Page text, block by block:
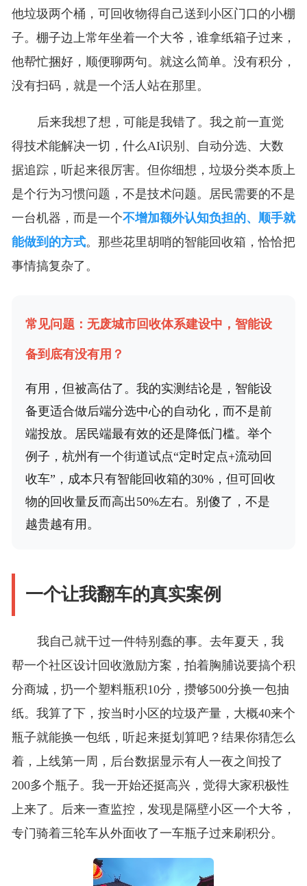
他垃圾两个桶，可回收物得自己送到小区门口的小棚
子。棚子边上常年坐着一个大爷，谁拿纸箱子过来，
他帮忙捆好，顺便聊两句。就这么简单。没有积分，
没有扫码，就是一个活人站在那里。
后来我想了想，可能是我错了。我之前一直觉
得技术能解决一切，什么AI识别、自动分选、大数
据追踪，听起来很厉害。但你细想，垃圾分类本质上
是个行为习惯问题，不是技术问题。居民需要的不是
一台机器，而是一个不增加额外认知负担的、顺手就
能做到的方式。那些花里胡哨的智能回收箱，恰恰把
事情搞复杂了。
常见问题：无废城市回收体系建设中，智能设
备到底有没有用？
有用，但被高估了。我的实测结论是，智能设
备更适合做后端分选中心的自动化，而不是前
端投放。居民端最有效的还是降低门槛。举个
例子，杭州有一个街道试点“定时定点+流动回
收车”，成本只有智能回收箱的30%，但可回收
物的回收量反而高出50%左右。别傻了，不是
越贵越有用。
一个让我翻车的真实案例
我自己就干过一件特别蠢的事。去年夏天，我
帮一个社区设计回收激励方案，拍着胸脯说要搞个积
分商城，扔一个塑料瓶积10分，攒够500分换一包抽
纸。我算了下，按当时小区的垃圾产量，大概40来个
瓶子就能换一包纸，听起来挺划算吧？结果你猜怎么
着，上线第一周，后台数据显示有人一夜之间投了
200多个瓶子。我一开始还挺高兴，觉得大家积极性
上来了。后来一查监控，发现是隔壁小区一个大爷，
专门骑着三轮车从外面收了一车瓶子过来刷积分。